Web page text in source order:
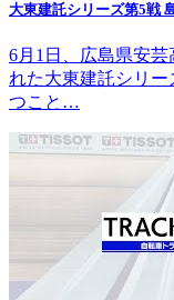
大東建託シリーズ第5戦
6月1日、広島県安
れた大東建託シリ
つこと…